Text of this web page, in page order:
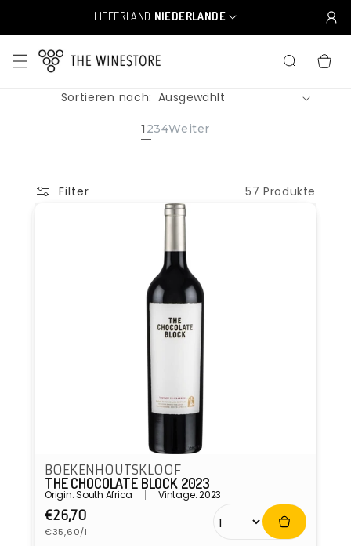
Inhalt
LIEFERLAND:
L
a
n
d
R
NIEDERLANDE
1 234Weiter
Sortieren nach:
Filter 57 Produkte
BOEKENHOUTSKLOOF
THE CHOCOLATE BLOCK 2023
Origin: South Africa Vintage: 2023
Normaler
Preis
€26,70
Grundpreis
€35,60/l